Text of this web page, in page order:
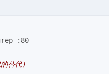
:80
替代）